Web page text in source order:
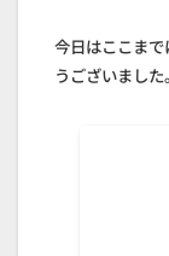
今日はここま
うございました。